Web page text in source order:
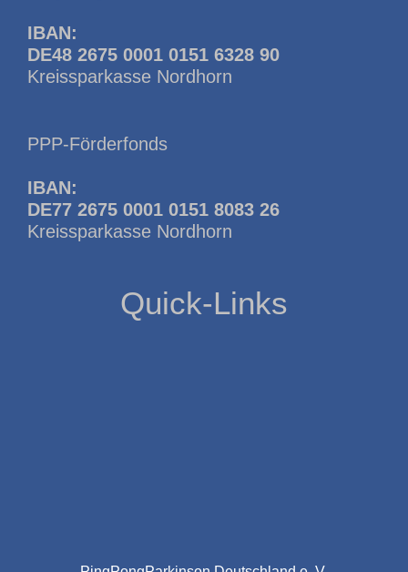
IBAN:
DE48 2675 0001 0151 6328 90
Kreissparkasse Nordhorn
PPP-Förderfonds
IBAN:
DE77 2675 0001 0151 8083 26
Kreissparkasse Nordhorn
Quick-Links